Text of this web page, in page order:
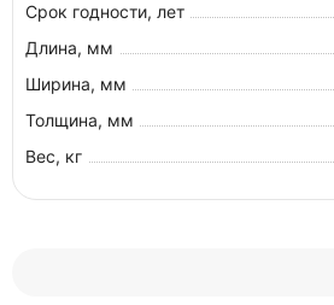
Срок годности, лет
Длина, мм
Ширина, мм
Толщина, мм
Вес, кг